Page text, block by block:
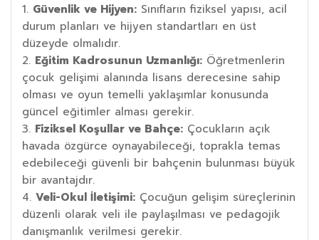
Güvenlik ve Hijyen: Sınıfların fiziksel yapısı, acil
durum planları ve hijyen standartları en üst
düzeyde olmalıdır.
Eğitim Kadrosunun Uzmanlığı: Öğretmenlerin
çocuk gelişimi alanında lisans derecesine sahip
olması ve oyun temelli yaklaşımlar konusunda
güncel eğitimler alması gerekir.
Fiziksel Koşullar ve Bahçe: Çocukların açık
havada özgürce oynayabileceği, toprakla temas
edebileceği güvenli bir bahçenin bulunması büyük
bir avantajdır.
Veli-Okul İletişimi: Çocuğun gelişim süreçlerinin
düzenli olarak veli ile paylaşılması ve pedagojik
danışmanlık verilmesi gerekir.